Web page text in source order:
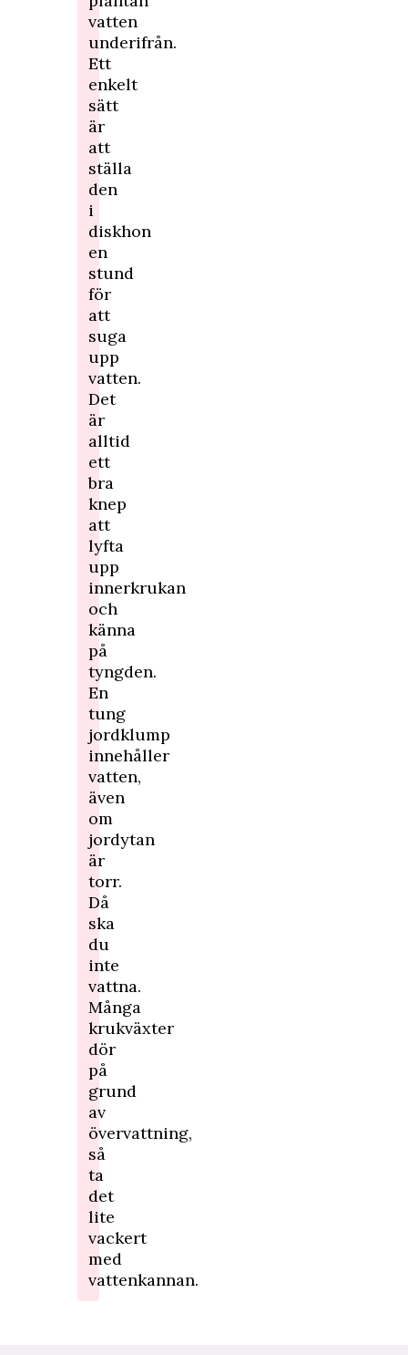
vatten
underifrån.
Ett
enkelt
sätt
är
att
ställa
den
i
diskhon
en
stund
för
att
suga
upp
vatten.
Det
är
alltid
ett
bra
knep
att
lyfta
upp
innerkrukan
och
känna
på
tyngden.
En
tung
jordklump
innehåller
vatten,
även
om
jordytan
är
torr.
Då
ska
du
inte
vattna.
Många
krukväxter
dör
på
grund
av
övervattning,
så
ta
det
lite
vackert
med
vattenkannan.